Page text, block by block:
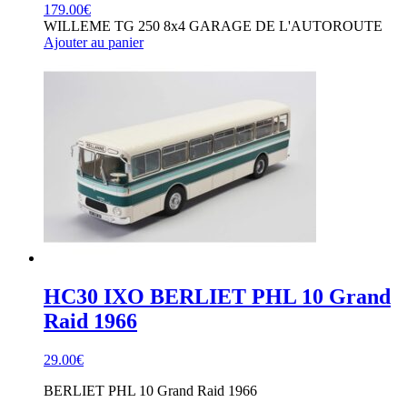
179.00€
WILLEME TG 250 8x4 GARAGE DE L'AUTOROUTE
Ajouter au panier
HC30 IXO BERLIET PHL 10 Grand
Raid 1966
29.00€
BERLIET PHL 10 Grand Raid 1966